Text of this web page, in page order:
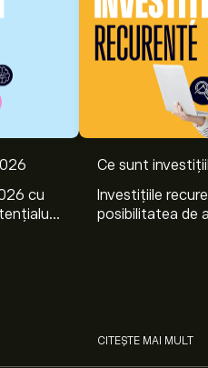
cu
Ce sunt
Investițiile
posibilitatea de
CITEȘTE MAI MULT